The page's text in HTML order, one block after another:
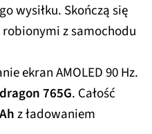
wysiłku. Skończą się
z samochodu
ekran AMOLED 90 Hz.
765G. Całość
z ładowaniem